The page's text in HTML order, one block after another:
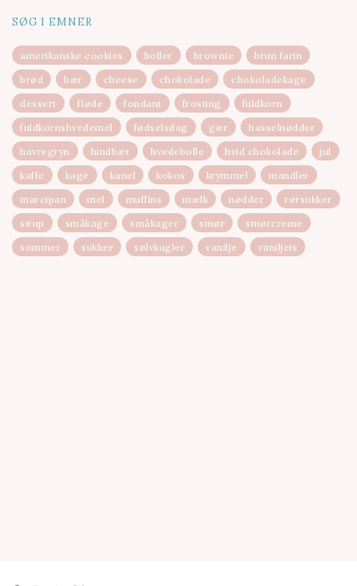
SØG I EMNER
amerikanske cookies boller brownie
brun farin
brød
bær cheese chokolade
chokoladekage
dessert
fløde fondant frosting
fuldkorn
fuldkornshvedemel
fødselsdag gær
hasselnødder
havregryn
hindbær hvedebolle hvid chokolade
jul
kaffe
kage kanel kokos krymmel
mandler
marcipan
mel muffins mælk nødder
rørsukker
sirup
småkage småkager smør
smørcreme
sommer
sukker sølvkugler vanilje vaniljeis